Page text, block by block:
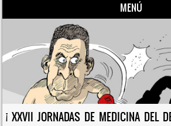
MENÚ
Saltar al contenido
¡ XXVII JORNADAS DE MEDICINA DEL